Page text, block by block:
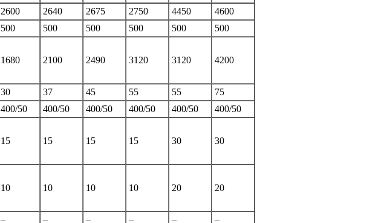
2600 2640 2675 2750 4450
4600
500 500 500 500 500
500
1680 2100 2490 3120 3120 4200
30 37 45 55 55
75
400/50 400/50 400/50 400/50 400/50
400/50
15 15 15 15 30 30
10 10 10 10 20 20
– – – – – –